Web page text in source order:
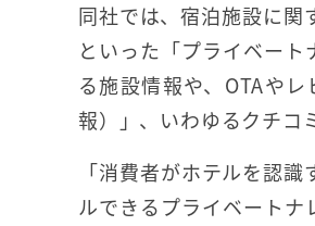
同社では、宿泊施設に関
といった「プライベー
る施設情報や、OTAや
報）」、いわゆるクチコ
「消費者がホテルを認
ルできるプライベート